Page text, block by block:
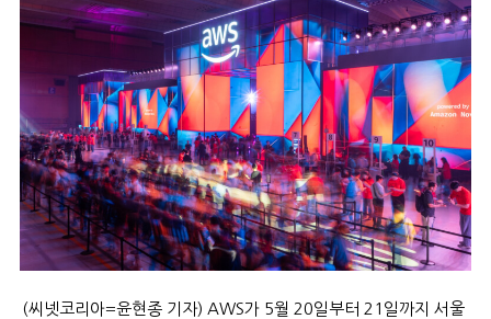
(씨넷코리아=윤현종 기자) AWS가 5월 20일부터 21일까지 서울